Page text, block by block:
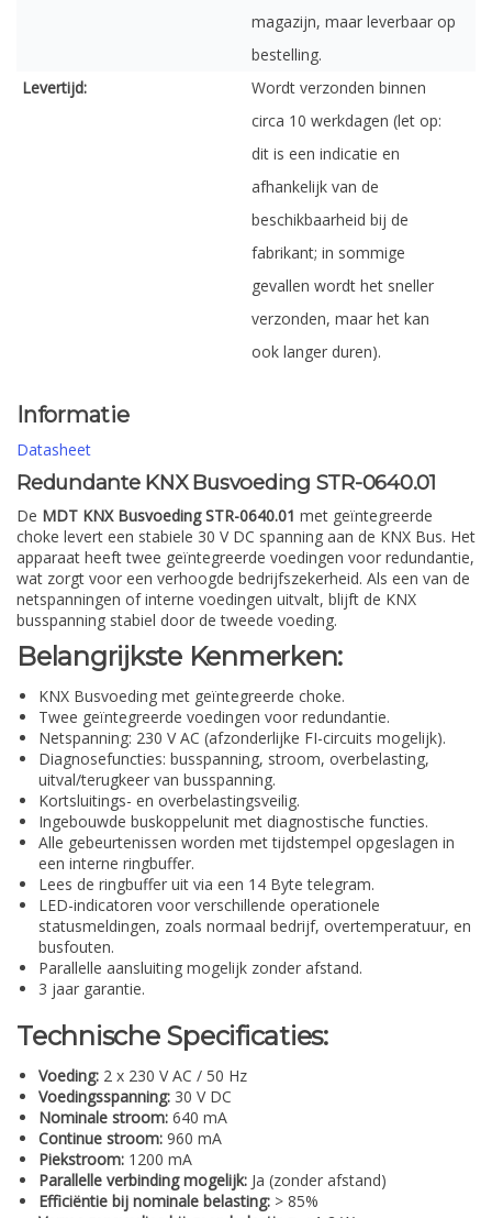
magazijn, maar leverbaar op
bestelling.
Levertijd:
Wordt verzonden binnen
circa 10 werkdagen (let op:
dit is een indicatie en
afhankelijk van de
beschikbaarheid bij de
fabrikant; in sommige
gevallen wordt het sneller
verzonden, maar het kan
ook langer duren).
Informatie
Datasheet
Redundante KNX Busvoeding STR-0640.01
De MDT KNX Busvoeding STR-0640.01 met geïntegreerde
choke levert een stabiele 30 V DC spanning aan de KNX Bus. Het
apparaat heeft twee geïntegreerde voedingen voor redundantie,
wat zorgt voor een verhoogde bedrijfszekerheid. Als een van de
netspanningen of interne voedingen uitvalt, blijft de KNX
busspanning stabiel door de tweede voeding.
Belangrijkste Kenmerken:
KNX Busvoeding met geïntegreerde choke.
Twee geïntegreerde voedingen voor redundantie.
Netspanning: 230 V AC (afzonderlijke FI-circuits mogelijk).
Diagnosefuncties: busspanning, stroom, overbelasting,
uitval/terugkeer van busspanning.
Kortsluitings- en overbelastingsveilig.
Ingebouwde buskoppelunit met diagnostische functies.
Alle gebeurtenissen worden met tijdstempel opgeslagen in
een interne ringbuffer.
Lees de ringbuffer uit via een 14 Byte telegram.
LED-indicatoren voor verschillende operationele
statusmeldingen, zoals normaal bedrijf, overtemperatuur, en
busfouten.
Parallelle aansluiting mogelijk zonder afstand.
3 jaar garantie.
Technische Specificaties:
Voeding: 2 x 230 V AC / 50 Hz
Voedingsspanning: 30 V DC
Nominale stroom: 640 mA
Continue stroom: 960 mA
Piekstroom: 1200 mA
Parallelle verbinding mogelijk: Ja (zonder afstand)
Efficiëntie bij nominale belasting: > 85%